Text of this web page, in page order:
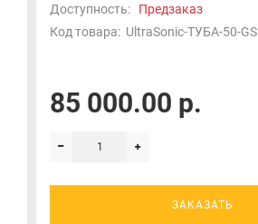
Доступность: Предзаказ
Код товара: UltraSonic-ТУБА-50-
85 000.00 р.
ЗАКАЗАТЬ